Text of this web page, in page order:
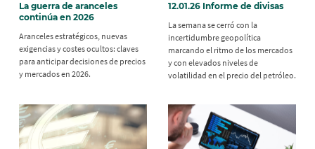
La guerra de aranceles
continúa en 2026
Aranceles estratégicos, nuevas
exigencias y costes ocultos: claves
para anticipar decisiones de precios
y mercados en 2026.
12.01.26 Informe de divisas
La semana se cerró con la
incertidumbre geopolítica
marcando el ritmo de los mercados
y con elevados niveles de
volatilidad en el precio del petróleo.